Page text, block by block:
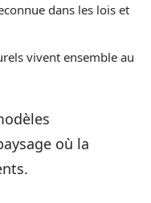
dans les lois et
vivent ensemble au
où la